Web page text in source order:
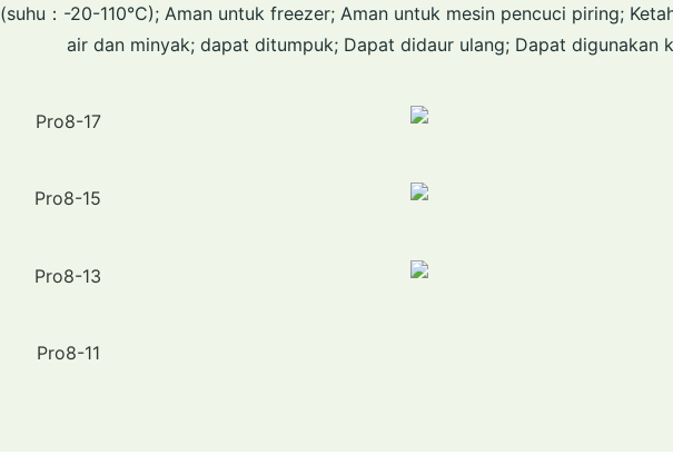
(suhu：-20-110°C); Aman untuk freezer; Aman untuk mesin pencuci piring;
air dan minyak; dapat ditumpuk; Dapat didaur ulang; Dapat digunakan